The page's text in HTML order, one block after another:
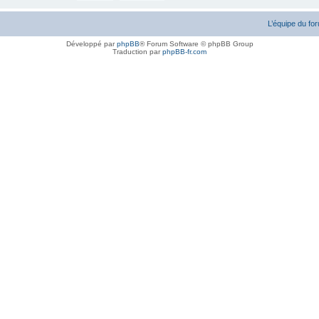
L’équipe du
Développé parphpBB® Forum Software © phpBB Group
Traduction parphpBB-fr.com